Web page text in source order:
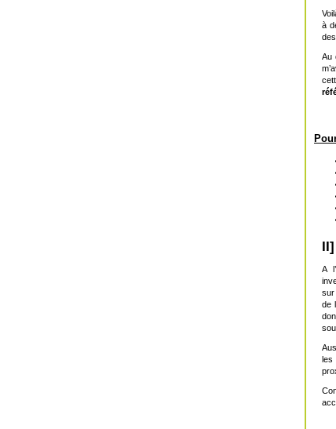
à
Au
A
sur
de
les